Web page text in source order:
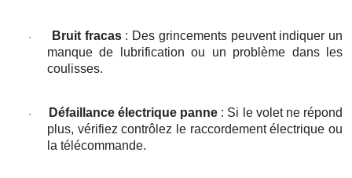
· Bruit fracas: Des grincements peuvent indiquer un
manque de lubrification ou un problème dans les
coulisses.
· Défaillance électrique panne : Si le volet ne répond
plus, vérifiez contrôlez le raccordement électrique ou
la télécommande.